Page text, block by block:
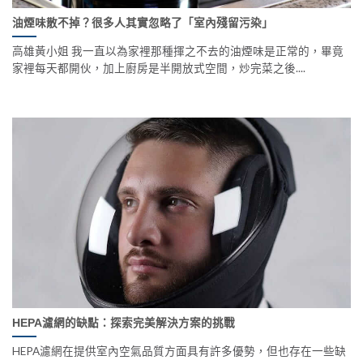
油煙味散不掉？很多人其實忽略了「室內殘留污染」
高雄黃小姐 我一直以為家裡那種揮之不去的油煙味是正常的，畢竟
家裡每天都開伙，加上廚房是半開放式空間，炒完菜之後....
HEPA濾網的缺點：探索完美解決方案的挑戰
HEPA濾網在提供室內空氣品質方面具有許多優勢，但也存在一些缺